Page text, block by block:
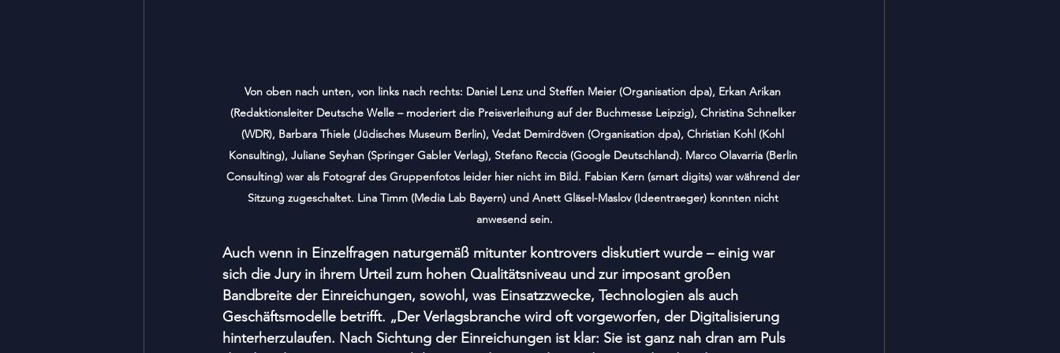
Von oben nach unten, von links nach rechts: Daniel Lenz und Steffen Meier (Organisation dpa), Erkan Arikan
(Redaktionsleiter Deutsche Welle – moderiert die Preisverleihung auf der Buchmesse Leipzig), Christina Schnelker
(WDR), Barbara Thiele (Jüdisches Museum Berlin), Vedat Demirdöven (Organisation dpa), Christian Kohl (Kohl
Konsulting), Juliane Seyhan (Springer Gabler Verlag), Stefano Reccia (Google Deutschland). Marco Olavarria (Berlin
Consulting) war als Fotograf des Gruppenfotos leider hier nicht im Bild. Fabian Kern (smart digits) war während der
Sitzung zugeschaltet. Lina Timm (Media Lab Bayern) und Anett Gläsel-Maslov (Ideentraeger) konnten nicht
anwesend sein.
Auch wenn in Einzelfragen naturgemäß mitunter kontrovers diskutiert wurde – einig war
sich die Jury in ihrem Urteil zum hohen Qualitätsniveau und zur imposant großen
Bandbreite der Einreichungen, sowohl, was Einsatzzwecke, Technologien als auch
Geschäftsmodelle betrifft. „Der Verlagsbranche wird oft vorgeworfen, der Digitalisierung
hinterherzulaufen. Nach Sichtung der Einreichungen ist klar: Sie ist ganz nah dran am Puls